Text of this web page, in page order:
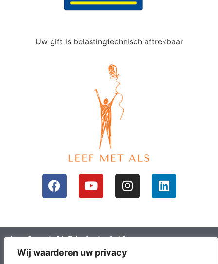
Wij waarderen uw privacy
Uw gift is belastingtechnisch aftrekbaar
Leef met ALS is het platform voor mensen
met ALS en hun omgeving; ALS lotgenoten.